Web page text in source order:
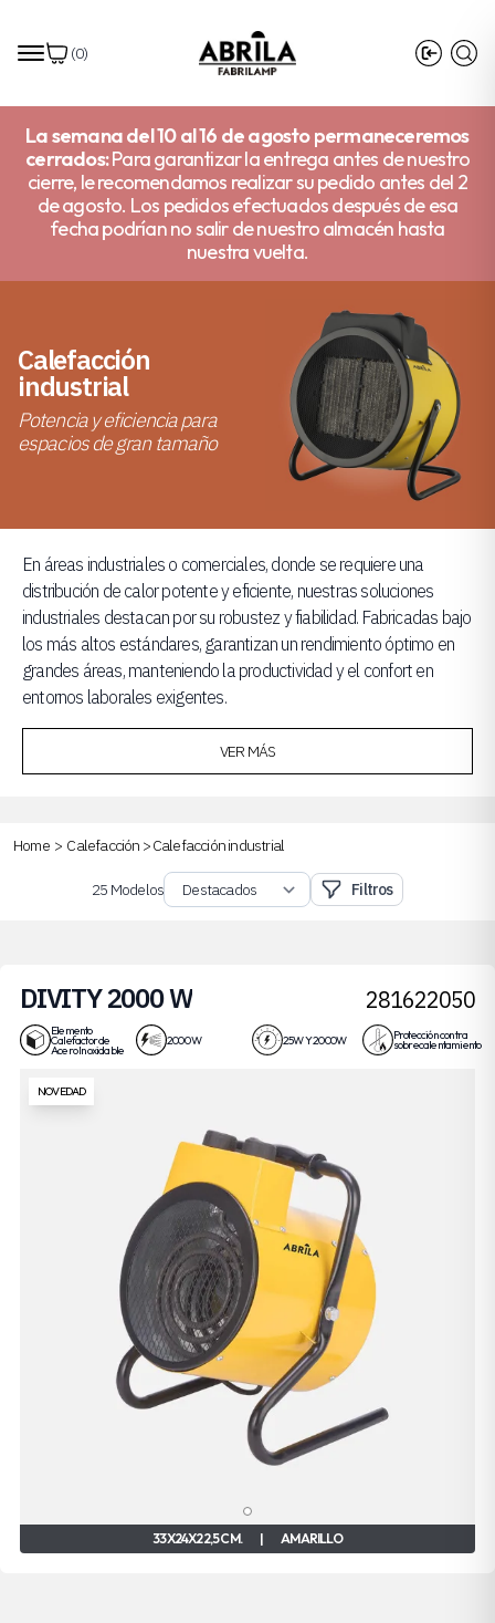
(0)
La semana del 10 al 16 de agosto permaneceremos
cerrados:Para garantizar la entrega antes de nuestro
cierre, le recomendamos realizar su pedido antes del 2
de agosto. Los pedidos efectuados después de esa
fecha podrían no salir de nuestro almacén hasta
nuestra vuelta.
Calefacción
industrial
Potencia y eficiencia para
espacios de gran tamaño
En áreas industriales o comerciales, donde se requiere una
distribución de calor potente y eficiente, nuestras soluciones
industriales destacan por su robustez y fiabilidad. Fabricadas bajo
los más altos estándares, garantizan un rendimiento óptimo en
grandes áreas, manteniendo la productividad y el confort en
entornos laborales exigentes.
VER MÁS
Home > Calefacción >Calefacción industrial
25 Modelos Filtros
DIVITY 2000 W 281622050
Elemento
Calefactor de
Acero Inoxidable
2000 W 25W Y 2000W Protección contra
sobrecalentamiento
NOVEDAD
33X24X22,5 CM. | AMARILLO